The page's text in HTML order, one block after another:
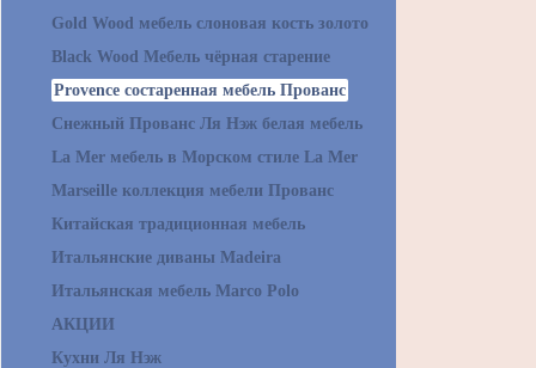
Gold Wood мебель слоновая кость золото
Black Wood Мебель чёрная старение
Provence состаренная мебель Прованс
Снежный Прованс Ля Нэж белая мебель
La Mer мебель в Морском стиле La Mer
Marseille коллекция мебели Прованс
Китайская традиционная мебель
Итальянские диваны Madeira
Итальянская мебель Marco Polo
АКЦИИ
Кухни Ля Нэж